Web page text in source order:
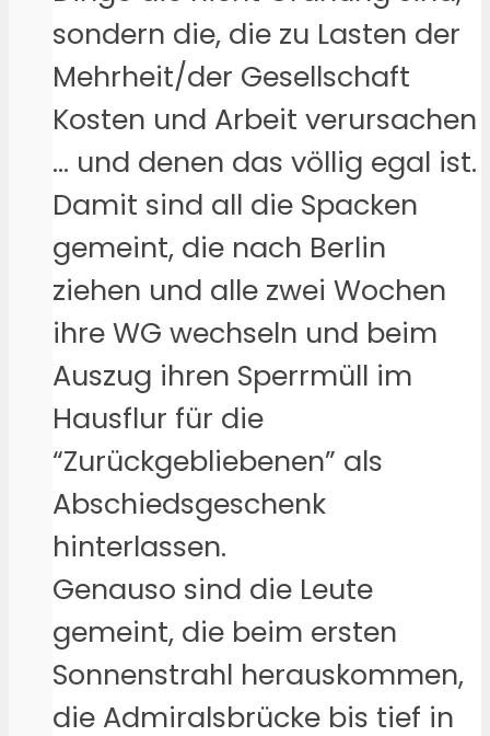
sondern die, die zu Lasten der
Mehrheit/der Gesellschaft
Kosten und Arbeit verursachen
… und denen das völlig egal ist.
Damit sind all die Spacken
gemeint, die nach Berlin
ziehen und alle zwei Wochen
ihre WG wechseln und beim
Auszug ihren Sperrmüll im
Hausflur für die
“Zurückgebliebenen” als
Abschiedsgeschenk
hinterlassen.
Genauso sind die Leute
gemeint, die beim ersten
Sonnenstrahl herauskommen,
die Admiralsbrücke bis tief in